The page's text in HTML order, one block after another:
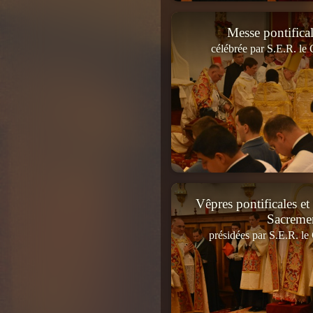
Messe
célébrée par S.E.R. le
Vêpres pontificales
présidées par S.E.R.